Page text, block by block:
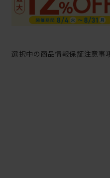
選択中の商品情報保証注意事